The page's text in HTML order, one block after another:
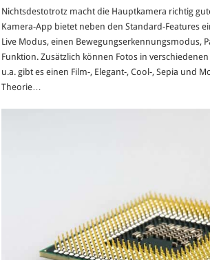
Nichtsdestotrotz macht die Hauptkamera richtig
Kamera-App bietet neben den Standard-Features
Live Modus, einen Bewegungserkennungsmodus,
Funktion. Zusätzlich können Fotos in
u.a. gibt es einen Film-, Elegant-, Cool-, Sepia und
Theorie…